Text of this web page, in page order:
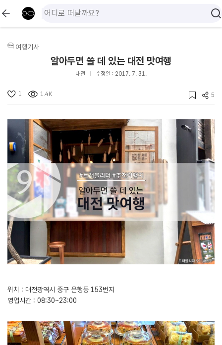
여행기사
알아두면 쓸 데 있는 대전 맛여행
대전 수정일 : 2017. 7. 31.
1 1.4K 5
위치 : 대전광역시 중구 은행동 153번지
영업시간 : 08:30~23:00